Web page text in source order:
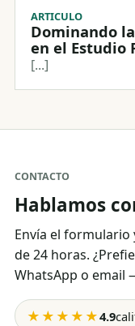
ARTICULO
Dominando
en el Estudio
[...]
CONTACTO
Hablamos
Envía el formulario
de 24 horas.
WhatsApp o email
★★★★★4.9